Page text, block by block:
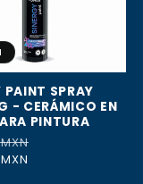
PAINT SPRAY
- CERÁMICO EN
PINTURA